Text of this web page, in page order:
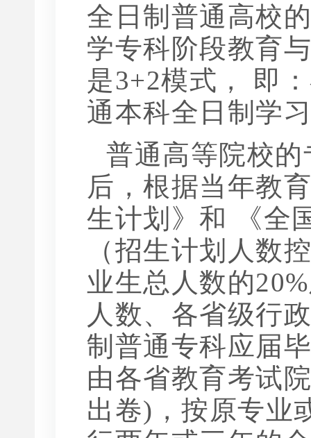
全日制普通高校
学专科阶段教育
是3+2模式， 即
通本科全日制学
普通高等院校
后，根据当年教
生计划》和 《全
（招生计划人数
业生总人数的
人数、各省级行
制普通专科应届
由各省教育考试
出卷)，按原专业